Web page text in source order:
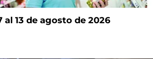
al 13 de agosto de 2026